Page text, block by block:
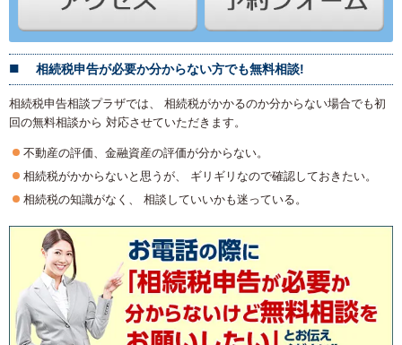
相続税申告が必要か分からない方でも無料相談!
相続税申告相談プラザでは、 相続税がかかるのか分からない場合でも初
回の無料相談から 対応させていただきます。
不動産の評価、金融資産の評価が分からない。
相続税がかからないと思うが、 ギリギリなので確認しておきたい。
相続税の知識がなく、 相談していいかも迷っている。